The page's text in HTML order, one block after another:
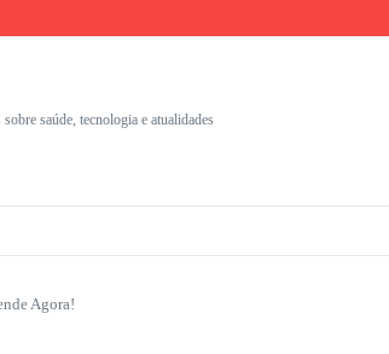
saúde, tecnologia e atualidades
Agora!